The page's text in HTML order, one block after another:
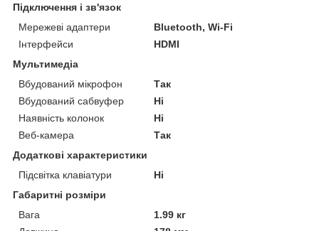
Підключення і зв'язок
Мережеві адаптери
Bluetooth, Wi-Fi
Інтерфейси
HDMI
Мультимедіа
Вбудований мікрофон
Так
Вбудований сабвуфер
Ні
Наявність колонок
Ні
Веб-камера
Так
Додаткові характеристики
Підсвітка клавіатури
Ні
Габаритні розміри
Вага
1.99 кг